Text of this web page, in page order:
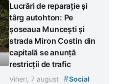
Lucrări de reparație și
târg autohton: Pe
șoseaua Muncești și
strada Miron Costin din
capitală se anunță
restricții de trafic
Vineri, 7 august #Social